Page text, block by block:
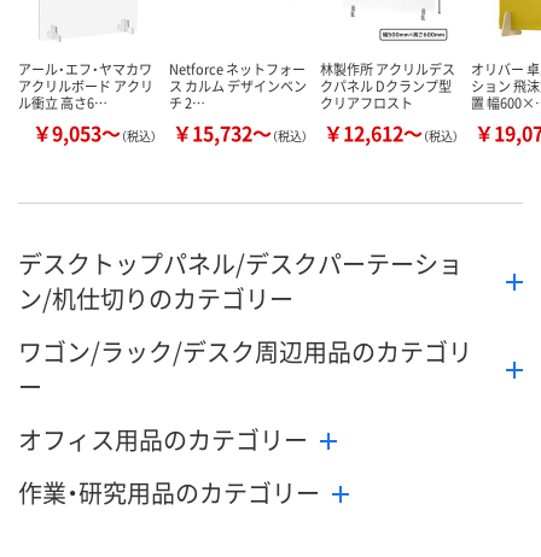
カゴへ カ
アール・エフ・ヤマカワ
アクリルボード アクリ
ル衝立 高さ6…
￥9,053～（税込）
Netforce ネットフォー
ス カルム デザインベン
チ 2…
￥15,732～（税込）
林製作所 アクリルデス
クパネル Dクランプ型
クリアフロスト
￥12,612～（税込）
オリバー
ション 飛
置 幅
￥
デスクトップパネル/デスクパーテーショ
ン/机仕切りのカテゴリー
ワゴン/ラック/デスク周辺用品のカテゴリ
ー
オフィス用品のカテゴリー
作業・研究用品のカテゴリー